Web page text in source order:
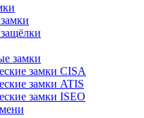
замки
замки CISA
замки ATIS
замки ISEO